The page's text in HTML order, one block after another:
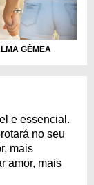
GÊMEA
e essencial.
no seu
mais
amor, mais